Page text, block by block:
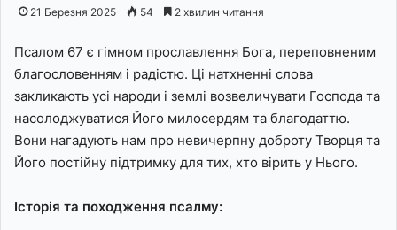
21 Березня 2025 54 2 хвилин читання
Псалом 67 є гімном прославлення Бога, переповненим
благословенням і радістю. Ці натхненні слова
закликають усі народи і землі возвеличувати Господа та
насолоджуватися Його милосердям та благодаттю.
Вони нагадують нам про невичерпну доброту Творця та
Його постійну підтримку для тих, хто вірить у Нього.
Історія та походження псалму: